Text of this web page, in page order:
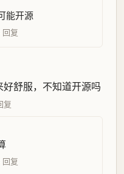
能开源
回复
舒服，不知道开源吗
复
回复